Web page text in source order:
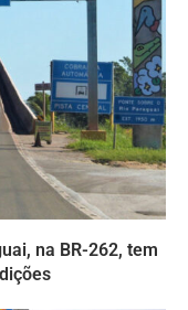
na BR-262, tem